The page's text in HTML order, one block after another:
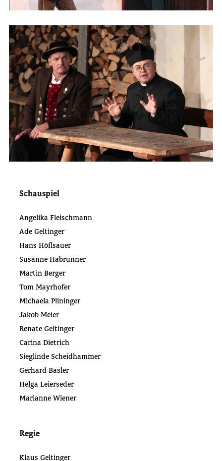
Schauspiel
Angelika Fleischmann
Ade Geltinger
Hans Höflsauer
Susanne Habrunner
Martin Berger
Tom Mayrhofer
Michaela Plininger
Jakob Meier
Renate Geltinger
Carina Dietrich
Sieglinde Scheidhammer
Gerhard Basler
Helga Leierseder
Marianne Wiener
Regie
Klaus Geltinger